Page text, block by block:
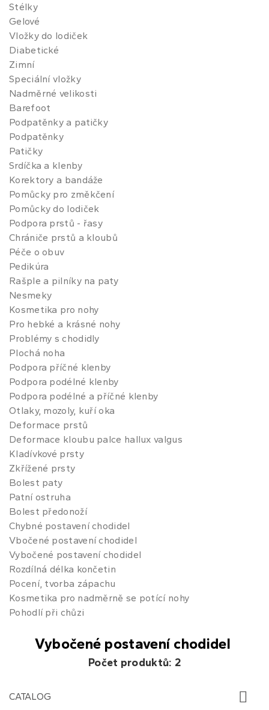
Stélky
Gelové
Vložky do lodiček
Diabetické
Zimní
Speciální vložky
Nadměrné velikosti
Barefoot
Podpatěnky a patičky
Podpatěnky
Patičky
Srdíčka a klenby
Korektory a bandáže
Pomůcky pro změkčení
Pomůcky do lodiček
Podpora prstů - řasy
Chrániče prstů a kloubů
Péče o obuv
Pedikúra
Rašple a pilníky na paty
Nesmeky
Kosmetika pro nohy
Pro hebké a krásné nohy
Problémy s chodidly
Plochá noha
Podpora příčné klenby
Podpora podélné klenby
Podpora podélné a příčné klenby
Otlaky, mozoly, kuří oka
Deformace prstů
Deformace kloubu palce hallux valgus
Kladívkové prsty
Zkřížené prsty
Bolest paty
Patní ostruha
Bolest předonoží
Chybné postavení chodidel
Vbočené postavení chodidel
Vybočené postavení chodidel
Rozdílná délka končetin
Pocení, tvorba zápachu
Kosmetika pro nadměrně se potící nohy
Pohodlí při chůzi
Vybočené postavení chodidel
Počet produktů: 2
CATALOG